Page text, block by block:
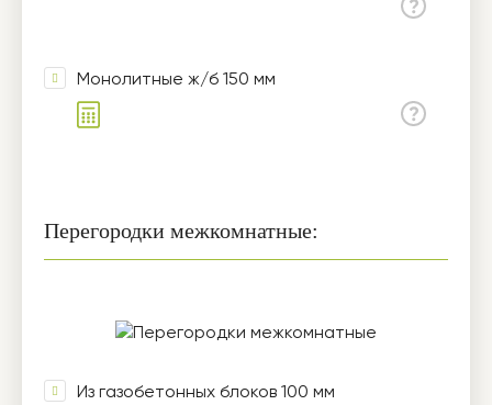
Монолитные ж/б 150 мм
Перегородки межкомнатные:
Из газобетонных блоков 100 мм